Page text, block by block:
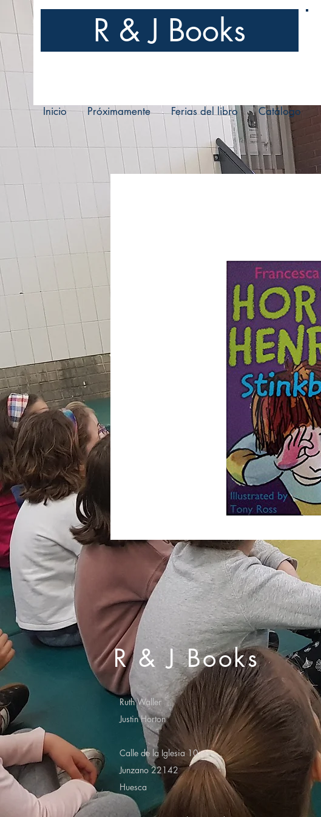
R & J Books
Inicio Próximamente Ferias del libro Catálogo
R & J Books
Ruth Waller
Justin Horton
Calle de la Iglesia 10
Junzano 22142
Huesca